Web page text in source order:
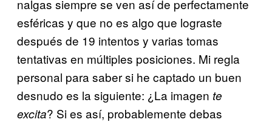
nalgas siempre se ven así de perfectamente
esféricas y que no es algo que lograste
después de 19 intentos y varias tomas
tentativas en múltiples posiciones. Mi regla
personal para saber si he captado un buen
desnudo es la siguiente: ¿La imagen te
excita? Si es así, probablemente debas